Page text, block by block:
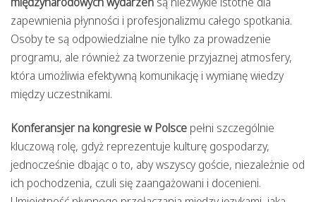
zapewnienia płynności i profesjonalizmu całego spotkania.
Osoby te są odpowiedzialne nie tylko za prowadzenie
programu, ale również za tworzenie przyjaznej atmosfery,
która umożliwia efektywną komunikację i wymianę wiedzy
między uczestnikami.
Konferansjer na kongresie w Polsce pełni szczególnie
kluczową rolę, gdyż reprezentuje kulturę gospodarzy,
jednocześnie dbając o to, aby wszyscy goście, niezależnie od
ich pochodzenia, czuli się zaangażowani i docenieni.